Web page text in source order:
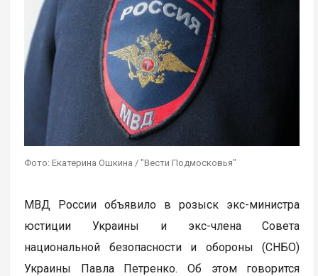
Фото: Екатерина Ошкина / "Вести Подмосковья"
МВД России объявило в розыск экс-министра
юстиции Украины и экс-члена Совета
национальной безопасности и обороны (СНБО)
Украины Павла Петренко. Об этом говорится